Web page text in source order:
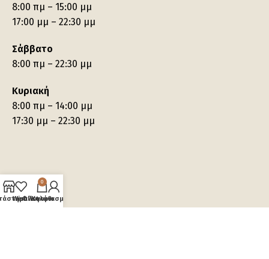
8:00 πμ – 15:00 μμ
17:00 μμ – 22:30 μμ
Σάββατο
8:00 πμ – 22:30 μμ
Κυριακή
8:00 πμ – 14:00 μμ
17:30 μμ – 22:30 μμ
Wishlist
0
Καλάθι
Ο λογαριασμός μου